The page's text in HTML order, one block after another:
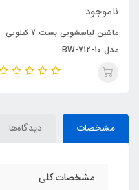
ناموجود
ماشین لباسشویی بست 7 کیلویی
مدل BW-712-10
مشخصات دیدگاه‌ها
مشخصات کلی